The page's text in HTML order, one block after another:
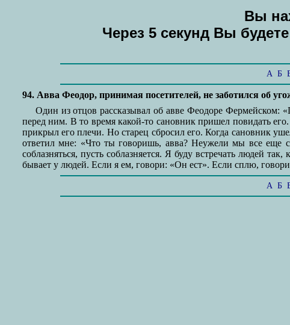
Вы
Через 5 секунд Вы
А Б
94. Авва Феодор, принимая посетителей, не заботился об
Один из отцов рассказывал об авве Феодоре Фермейском:
перед ним. В то время какой-то сановник пришел повидать
прикрыл его плечи. Но старец сбросил его. Когда сановник
ответил мне: «Что ты говоришь, авва? Неужели мы все еще
соблазняться, пусть соблазняется. Я буду встречать людей
бывает у людей. Если я ем, говори: «Он ест». Если сплю,
А Б